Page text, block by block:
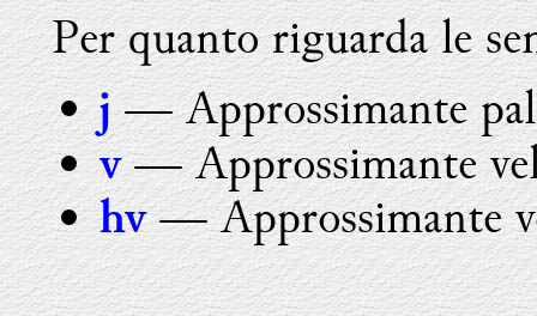
Per quanto riguarda le
j — Approssimante
v — Approssimante
hv— Approssimante